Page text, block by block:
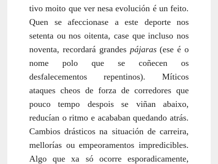
tivo moito que ver nesa evolución é un feito.
Quen se afeccionase a este deporte nos
setenta ou nos oitenta, case que incluso nos
noventa, recordará grandes pájaras(ese é o
nome polo que se coñecen os
desfalecementos repentinos). Míticos
ataques cheos de forza de corredores que
pouco tempo despois se viñan abaixo,
reducían o ritmo e acababan quedando atrás.
Cambios drásticos na situación de carreira,
mellorías ou empeoramentos impredicibles.
Algo que xa só ocorre esporadicamente,